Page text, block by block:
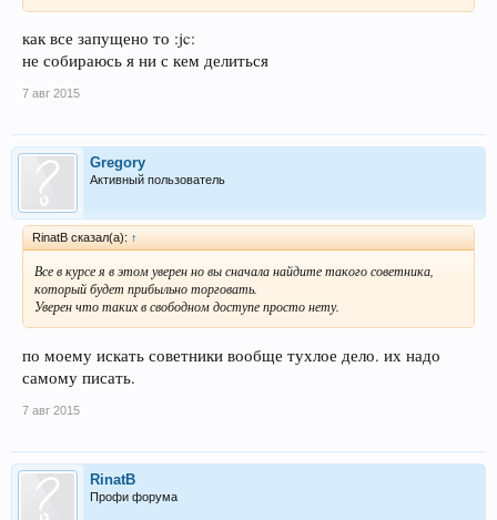
как все запущено то :jc:
не собираюсь я ни с кем делиться
7 авг 2015
Gregory
Активный пользователь
RinatB сказал(а): ↑
Все в курсе я в этом уверен но вы сначала найдите такого советника,
который будет прибыльно торговать.
Уверен что таких в свободном доступе просто нету.
по моему искать советники вообще тухлое дело. их надо
самому писать.
7 авг 2015
RinatB
Профи форума